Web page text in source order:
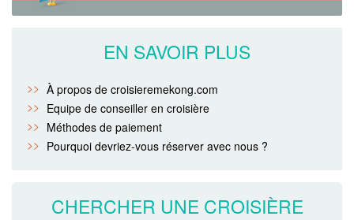
EN SAVOIR PLUS
À propos de croisieremekong.com
Equipe de conseiller en croisière
Méthodes de paiement
Pourquoi devriez-vous réserver avec nous ?
CHERCHER UNE CROISIÈRE